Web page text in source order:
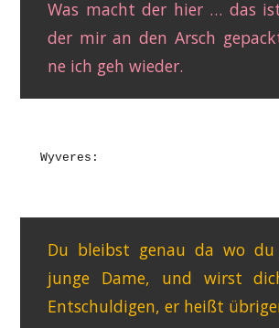
Was macht der hier … das
der mir an den Arsch
ne ich geh wieder.
Wyveres:
Du bleibst genau da wo
junge Dame, und wirst
Entschuldigen, er heißt